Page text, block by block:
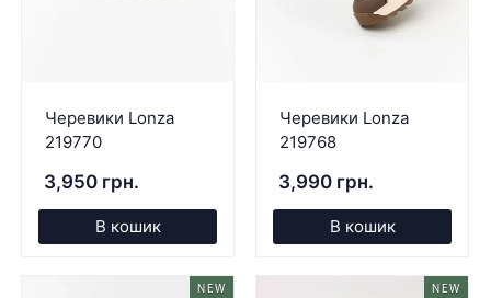
Черевики Lonza
219770
3,950 грн.
В кошик
Черевики Lonza
219768
3,990 грн.
В кошик
NEW NEW